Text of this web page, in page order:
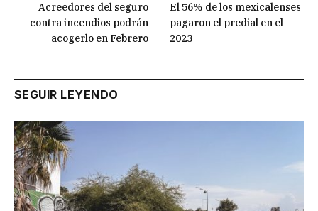
Acreedores del seguro
contra incendios podrán
acogerlo en Febrero
El 56% de los mexicalenses
pagaron el predial en el
2023
SEGUIR LEYENDO